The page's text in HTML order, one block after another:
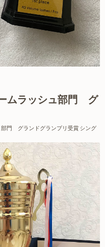
ムラッシュ部門 グ
門 グランドグランプリ受賞 シング